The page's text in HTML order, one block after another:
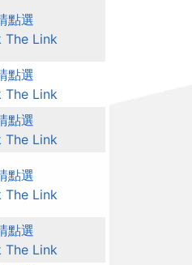
點選
The Link
點選
The Link
點選
The Link
點選
The Link
點選
The Link